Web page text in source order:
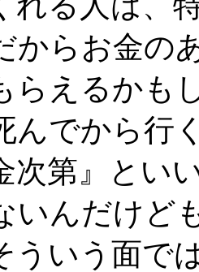
からお金の
らえるかも
んでから行
次第』とい
いんだけど
ういう面で